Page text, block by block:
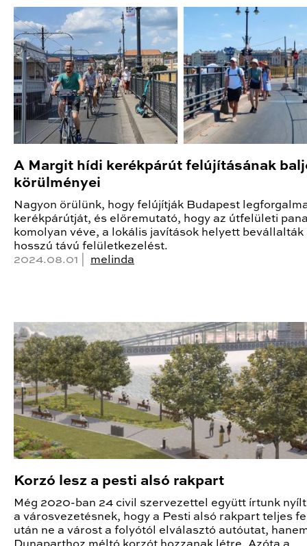
A Margit hídi kerékpárút felújításának
körülményei
Nagyon örülünk, hogy felújítják Budapest
kerékpárútját, és előremutató, hogy az útfelületi
komolyan véve, a lokális javítások helyett bevállalták
hosszú távú felületkezelést.
2024.08.01 | melinda
Korzó lesz a pesti alsó rakpart
Még 2020-ban 24 civil szervezettel együtt írtunk
a városvezetésnek, hogy a Pesti alsó rakpart teljes
után ne a várost a folyótól elválasztó autóutat,